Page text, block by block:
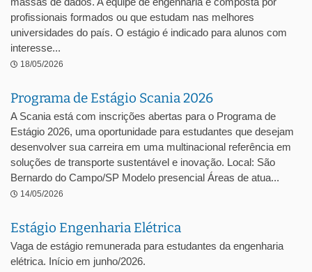
profissionais formados ou que estudam nas melhores
universidades do país. O estágio é indicado para alunos com
interesse...
18/05/2026
Programa de Estágio Scania 2026
A Scania está com inscrições abertas para o Programa de
Estágio 2026, uma oportunidade para estudantes que desejam
desenvolver sua carreira em uma multinacional referência em
soluções de transporte sustentável e inovação. Local: São
Bernardo do Campo/SP Modelo presencial Áreas de atua...
14/05/2026
Estágio Engenharia Elétrica
Vaga de estágio remunerada para estudantes da engenharia
elétrica. Início em junho/2026.